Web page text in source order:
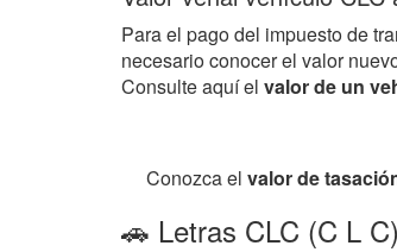
Para el pago del impuesto de
necesario conocer el valor
Consulte aquí el valor de un
Conozca el valor de
🚗 Letras CLC (C L